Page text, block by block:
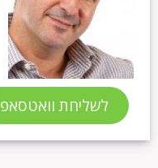
לשליחת וואטסאפ